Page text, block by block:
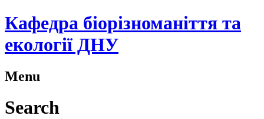
Кафедра біорізноманіття та
екології ДНУ
Menu
Search